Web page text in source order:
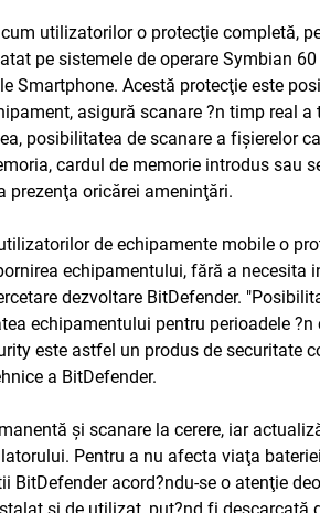
utilizatorilor o protecţie completă,
pe sistemele de operare Symbian
Smartphone. Acestă protecţie este
asigură scanare ?n timp real a
posibilitatea de scanare a fişierelor
cardul de memorie introdus sau
prezenţa oricărei ameninţări.
de echipamente mobile o
echipamentului, fără a necesita
dezvoltare BitDefender.
echipamentului pentru perioadele
este astfel un produs de securitate
a BitDefender.
şi scanare la cerere, iar
Pentru a nu afecta viaţa
BitDefender acord?ndu-se o atenţie
şi de utilizat, put?nd fi descarcată